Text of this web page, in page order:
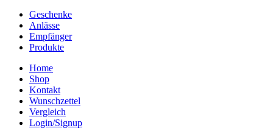
Geschenke
Anlässe
Empfänger
Produkte
Home
Shop
Kontakt
Wunschzettel
Vergleich
Login/Signup